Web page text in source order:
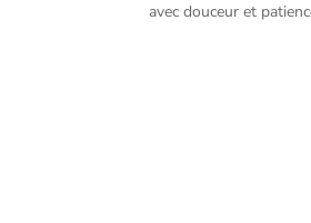
avec douceur et